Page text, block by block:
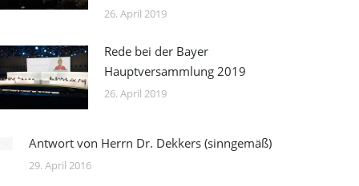
26. April 2019
Rede bei der Bayer
Hauptversammlung 2019
26. April 2019
Antwort von Herrn Dr. Dekkers (sinngemäß)
29. April 2016